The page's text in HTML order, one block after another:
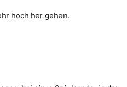
hoch her gehen.